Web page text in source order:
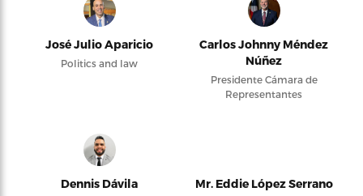
José Julio Aparicio
Politics and law
Carlos Johnny Méndez
Núñez
Presidente Cámara de
Representantes
Dennis Dávila Mr. Eddie López Serrano